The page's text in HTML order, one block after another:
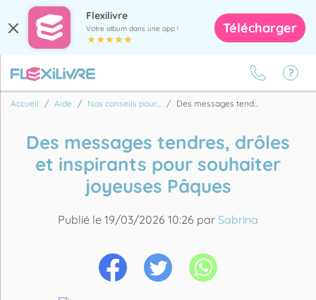
Flexilivre
Votre album dans une app ! Télécharger
Accueil Aide Nos conseils pour... Des messages tend...
Des messages tendres, drôles
et inspirants pour souhaiter
joyeuses Pâques
Publié le 19/03/2026 10:26 par Sabrina